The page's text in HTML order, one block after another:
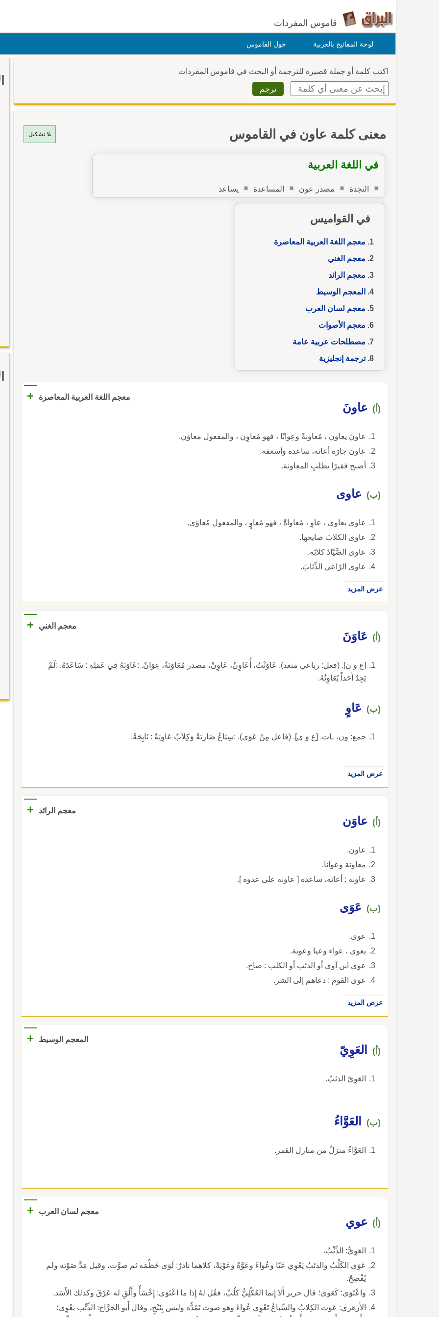
قاموس المفردات
لوحة المفاتيح بالعربية حول القاموس
اكتب كلمة أو جملة قصيرة للترجمة أو البحث في قاموس المفردات
بلا تشكيل معنى كلمة عاون في القاموس
في اللغة العربية
النجدة مصدر عون المساعدة يساعد
في القواميس
معجم اللغة العربية المعاصرة
معجم الغني
معجم الرائد
المعجم الوسيط
معجم لسان العرب
معجم الأصوات
مصطلحات عربية عامة
ترجمة إنجليزية
معجم اللغة العربية المعاصرة +
(أ) عاونَ
عاونَ يعاون ، مُعاونةً وعِوانًا ، فهو مُعاوِن ، والمفعول معاوَن.
عاون جارَه أعانه، ساعده وأسعفه.
أصبح فقيرًا يطلبِ المعاونة.
(ب) عاوى
عاوى يعاوي ، عاوِ ، مُعاواةً ، فهو مُعاوٍ ، والمفعول مُعاوًى.
عاوى الكلابَ صايحها.
عاوى الصَّيَّادُ كلابَه.
عاوى الرّاعي الذِّئابَ.
عرض المزيد
معجم الغني +
(أ) عَاوَنَ
[ع و ن]. (فعل: رباعي متعد). عَاوَنْتُ، أُعَاوِنُ، عَاوِنْ، مصدر مُعَاوَنَةٌ، عِوَانٌ. :عَاوَنَهُ فِي عَمَلِهِ : سَاعَدَهُ. :لَمْ
يَجِدْ أَحَداً يُعَاوِنُهُ.
(ب) عَاوٍ
جمع: ون، ـات. [ع و ي]. (فاعل مِنْ عَوَى). :سِبَاعٌ ضَارِيَةٌ وَكِلاَبٌ عَاوِيَةٌ : نَابِحَةٌ.
عرض المزيد
معجم الرائد +
(أ) عاوَن
عاون.
معاونة وعوانا.
عاونه : أعانه، ساعده [ عاونه على عدوه ].
(ب) عَوَى
عوى.
يعوي ، عواء وعيا وعوية.
عوى ابن آوى أو الذئب أو الكلب : صاح.
عوى القوم : دعاهم إلى الشر.
عرض المزيد
المعجم الوسيط +
(أ) العَوِيّ
العَوِيّ الذئبُ.
(ب) العَوَّاءُ
العَوَّاءُ منزلٌ من منازل القمر.
معجم لسان العرب +
(أ) عوي
العَوِيُّ: الذِّئْبُ.
عَوَى الكَلْبُ والذئبُ يَعْوِي عَيّا وعُواءً وعَوَّةً وعَوْيَةً، كلاهما نادرٌ: لَوَى خَطْمَه ثم صوَّت، وقيل مَدَّ صَوْته ولم
يُفْصِحْ.
واعْتَوَى: كَعَوى؛ قال جرير أَلا إِنما العُكْلِيُّ كلْبٌ، فقُل لهُ إِذا ما اعْتَوَى: إِخْسَأْ وأَلْقِ له عَرْقَ وكذلك الأَسَد.
الأَزهري: عَوَت الكِلابُ والسِّباعُ تَعْوِي عُواءً وهو صوت تَمُدُّه وليس بِنَبْحٍ، وقال أَبو الجَرَّاح: الذِّئْب يَعْوِي؛